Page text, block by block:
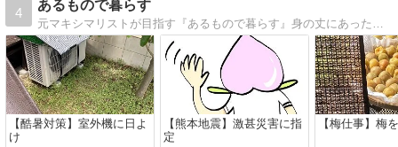
4
あるもので暮らす
【酷暑対策】室外機に日よ
け
【熊本地震】激甚災害に指
定
【梅仕事】梅